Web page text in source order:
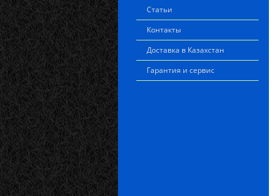
Статьи
Контакты
Доставка в Казахстан
Гарантия и сервис